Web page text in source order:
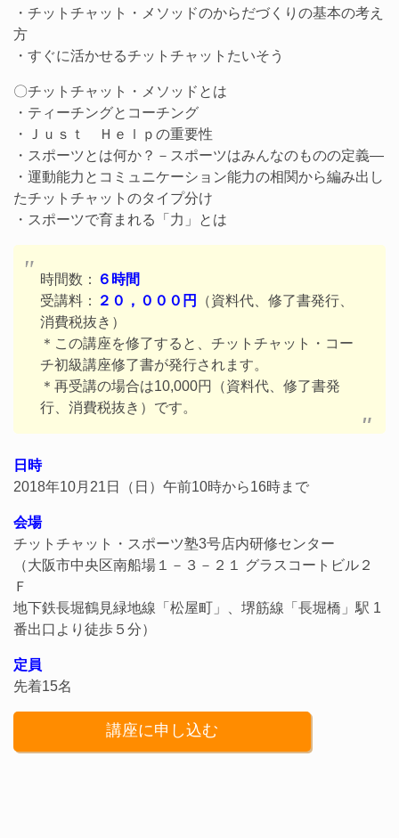
・チットチャット・メソッドのからだづくりの基本の考え
方
・すぐに活かせるチットチャットたいそう
〇チットチャット・メソッドとは
・ティーチングとコーチング
・Ｊｕｓｔ Ｈｅｌｐの重要性
・スポーツとは何か？－スポーツはみんなのものの定義―
・運動能力とコミュニケーション能力の相関から編み出し
たチットチャットのタイプ分け
・スポーツで育まれる「力」とは
時間数：
６時間
受講料：
２０，０００円
（資料代、修了書発行、
消費税抜き）
＊この講座を修了すると、チットチャット・コー
チ初級講座修了書が発行されます。
＊再受講の場合は10,000円（資料代、修了書発
行、消費税抜き）です。
日時
2018年10月21日（日）午前10時から16時まで
会場
チットチャット・スポーツ塾3号店内研修センター
（大阪市中央区南船場１－３－２１ グラスコートビル２
Ｆ
地下鉄長堀鶴見緑地線「松屋町」、堺筋線「長堀橋」駅 1
番出口より徒歩５分）
定員
先着15名
講座に申し込む